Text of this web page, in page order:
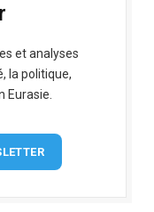
et analyses
la politique,
Eurasie.